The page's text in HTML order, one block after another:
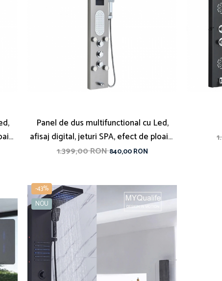
a
Panel de dus multifunctional cu Led,
afisaj digital, jeturi SPA, efect de ploaie,
sistem de masaj, 5 functii de curgere a
1.399,00 RON840,00 RON
-43%
NOU